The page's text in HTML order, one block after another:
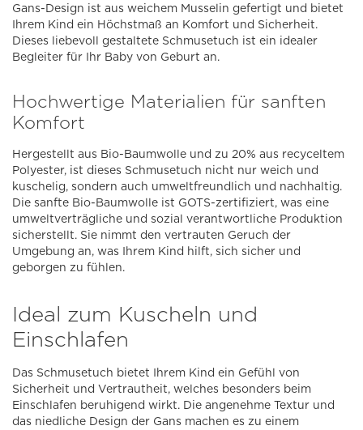
Gans-Design ist aus weichem Musselin gefertigt und bietet
Ihrem Kind ein Höchstmaß an Komfort und Sicherheit.
Dieses liebevoll gestaltete Schmusetuch ist ein idealer
Begleiter für Ihr Baby von Geburt an.
Hochwertige Materialien für sanften
Komfort
Hergestellt aus Bio-Baumwolle und zu 20% aus recyceltem
Polyester, ist dieses Schmusetuch nicht nur weich und
kuschelig, sondern auch umweltfreundlich und nachhaltig.
Die sanfte Bio-Baumwolle ist GOTS-zertifiziert, was eine
umweltverträgliche und sozial verantwortliche Produktion
sicherstellt. Sie nimmt den vertrauten Geruch der
Umgebung an, was Ihrem Kind hilft, sich sicher und
geborgen zu fühlen.
Ideal zum Kuscheln und
Einschlafen
Das Schmusetuch bietet Ihrem Kind ein Gefühl von
Sicherheit und Vertrautheit, welches besonders beim
Einschlafen beruhigend wirkt. Die angenehme Textur und
das niedliche Design der Gans machen es zu einem